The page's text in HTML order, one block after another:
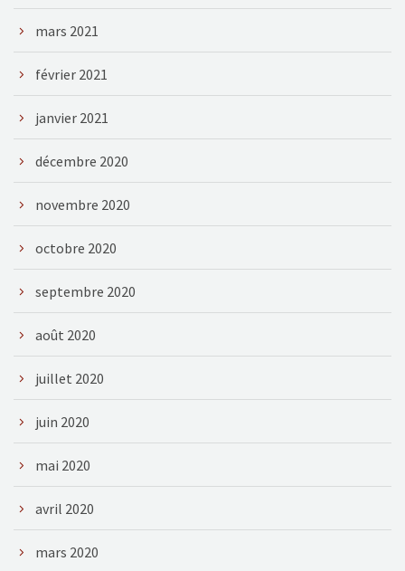
mars 2021
février 2021
janvier 2021
décembre 2020
novembre 2020
octobre 2020
septembre 2020
août 2020
juillet 2020
juin 2020
mai 2020
avril 2020
mars 2020